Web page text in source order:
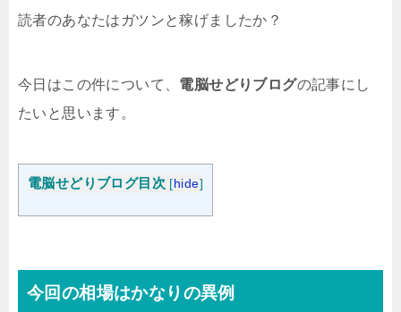
読者のあなたはガツンと稼げましたか？
今日はこの件について、 電脳せどりブログの記事にし
たいと思います。
電脳せどりブログ目次 [hide]
今回の相場はかなりの異例